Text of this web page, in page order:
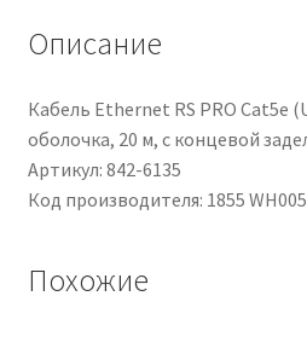
600
V,
Bianco,
MIL-
W-
76
Описание
Кабель Ethernet RS PRO Cat5e
оболочка, 20 м, с концевой
Артикул: 842-6135
Код производителя: 1855 WH005
Похожие